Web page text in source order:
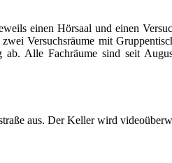
einen Hörsaal und einen
Versuchsräume mit
ab. Alle Fachräume sind seit
aus. Der Keller wird